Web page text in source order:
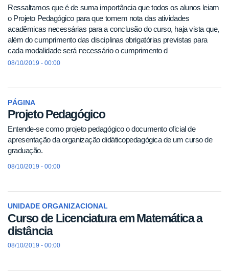
Ressaltamos que é de suma importância que todos os alunos leiam
o Projeto Pedagógico para que tomem nota das atividades
acadêmicas necessárias para a conclusão do curso, haja vista que,
além do cumprimento das disciplinas obrigatórias previstas para
cada modalidade será necessário o cumprimento d
08/10/2019 - 00:00
PÁGINA
Projeto Pedagógico
Entende-se como projeto pedagógico o documento oficial de
apresentação da organização didáticopedagógica de um curso de
graduação.
08/10/2019 - 00:00
UNIDADE ORGANIZACIONAL
Curso de Licenciatura em Matemática a
distância
08/10/2019 - 00:00